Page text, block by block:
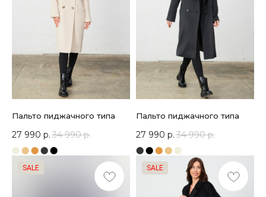
Пальто пиджачного типа
27 990 р. 34 990 р.
⬤ ⬤ ⬤ ⬤ ⬤
Пальто пиджачного типа
27 990 р. 34 990 р.
⬤ ⬤ ⬤ ⬤ ⬤
SALE SALE